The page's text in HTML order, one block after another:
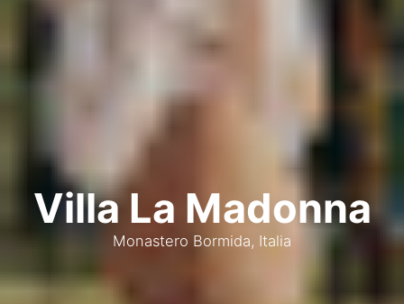
Villa La Madonna
Monastero Bormida, Italia